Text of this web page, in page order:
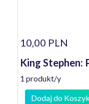
10,00 PLN
King Stephen:
1 produkt/y
Dodaj do